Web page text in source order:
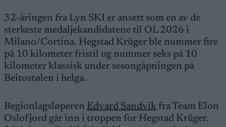
32-åringen fra Lyn SKI er ansett som en av de
sterkeste medaljekandidatene til OL 2026 i
Milano/Cortina. Hegstad Krüger ble nummer fire
på 10 kilometer fristil og nummer seks på 10
kilometer klassisk under sesongåpningen på
Beitostølen i helga.
Regionlagsløperen Edvard Sandvik fra Team Elon
Oslofjord går inn i troppen for Hegstad Krüger.